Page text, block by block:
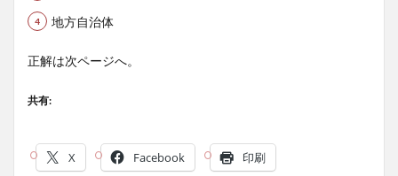
地方自治体
正解は次ページへ。
共有:
X Facebook 印刷